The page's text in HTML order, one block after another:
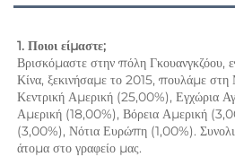
1. Ποιοι είμαστε;
Βρισκόμαστε στην πόλη Γκουανγκζόου,
Κίνα, ξεκινήσαμε το 2015, πουλάμε
Κεντρική Αμερική (25,00%), Εγχώρια
Αμερική (18,00%), Βόρεια Αμερική
(3,00%), Νότια Ευρώπη (1,00%).
άτομα στο γραφείο μας.